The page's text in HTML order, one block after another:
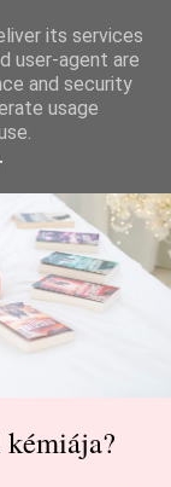
its services
user-agent are
and security
usage